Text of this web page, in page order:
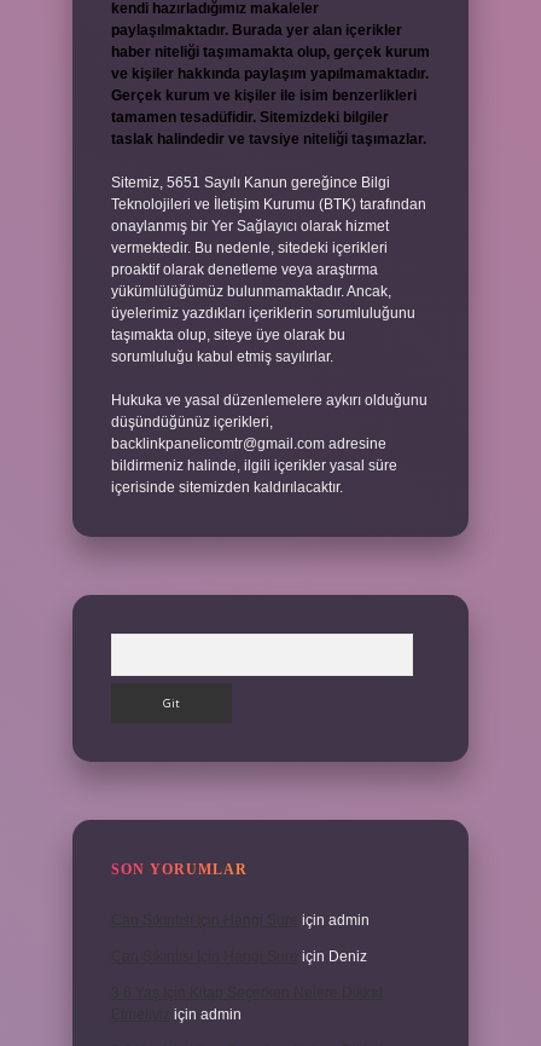
kendi hazırladığımız makaleler
paylaşılmaktadır. Burada yer alan içerikler
haber niteliği taşımamakta olup, gerçek kurum
ve kişiler hakkında paylaşım yapılmamaktadır.
Gerçek kurum ve kişiler ile isim benzerlikleri
tamamen tesadüfidir. Sitemizdeki bilgiler
taslak halindedir ve tavsiye niteliği taşımazlar.
Sitemiz, 5651 Sayılı Kanun gereğince Bilgi
Teknolojileri ve İletişim Kurumu (BTK) tarafından
onaylanmış bir Yer Sağlayıcı olarak hizmet
vermektedir. Bu nedenle, sitedeki içerikleri
proaktif olarak denetleme veya araştırma
yükümlülüğümüz bulunmamaktadır. Ancak,
üyelerimiz yazdıkları içeriklerin sorumluluğunu
taşımakta olup, siteye üye olarak bu
sorumluluğu kabul etmiş sayılırlar.
Hukuka ve yasal düzenlemelere aykırı olduğunu
düşündüğünüz içerikleri,
backlinkpanelicomtr@gmail.com adresine
bildirmeniz halinde, ilgili içerikler yasal süre
içerisinde sitemizden kaldırılacaktır.
SON YORUMLAR
için admin
için Deniz
için admin